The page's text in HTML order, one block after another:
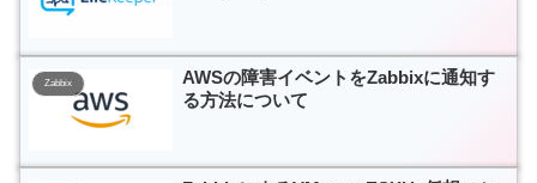
Zabbix
AWSの障害イベントをZabbixに通知す
る方法について